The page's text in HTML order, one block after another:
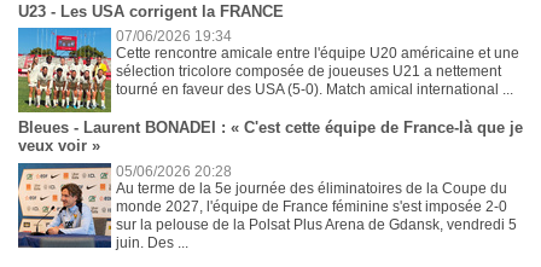
U23 - Les USA corrigent la FRANCE
07/06/2026 19:34
Cette rencontre amicale entre l'équipe U20 américaine et une
sélection tricolore composée de joueuses U21 a nettement
tourné en faveur des USA (5-0). Match amical international ...
Bleues - Laurent BONADEI : « C'est cette équipe de France-là que je
veux voir »
05/06/2026 20:28
Au terme de la 5e journée des éliminatoires de la Coupe du
monde 2027, l'équipe de France féminine s'est imposée 2-0
sur la pelouse de la Polsat Plus Arena de Gdansk, vendredi 5
juin. Des ...